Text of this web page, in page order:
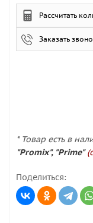
Рассчитать
Заказать
* Товар есть в
"Promix", "Prime"
Поделиться: